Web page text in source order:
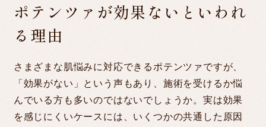
電話予約
お問い合わせ
CONTACT
ポテンツァが効果ないといわれ
る理由
さまざまな肌悩みに対応できるポテンツァですが、
「効果がない」という声もあり、施術を受けるか悩
んでいる方も多いのではないでしょうか。実は効果
を感じにくいケースには、いくつかの共通した原因